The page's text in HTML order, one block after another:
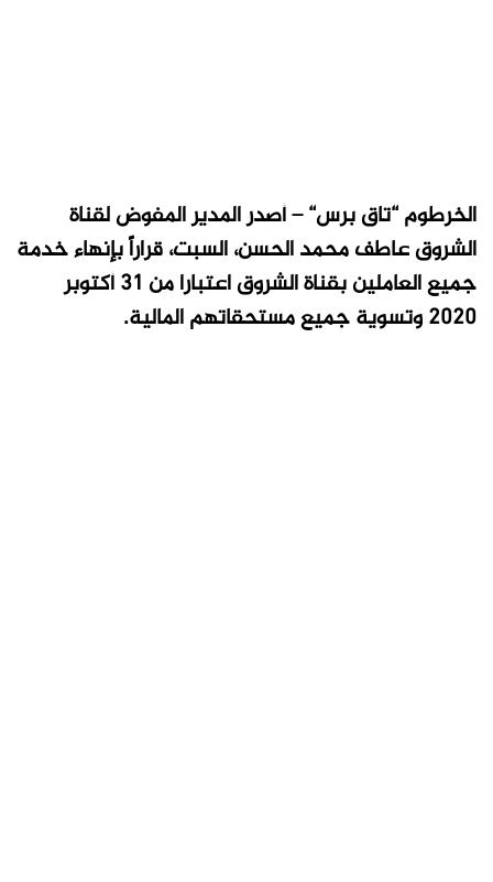
الخرطوم “تاق برس“ – أصدر المدير المفوض لقناة
الشروق عاطف محمد الحسن، السبت، قراراً بإنهاء خدمة
جميع العاملين بقناة الشروق اعتبارا من 31 أكتوبر
2020 وتسوية جميع مستحقاتهم المالية.